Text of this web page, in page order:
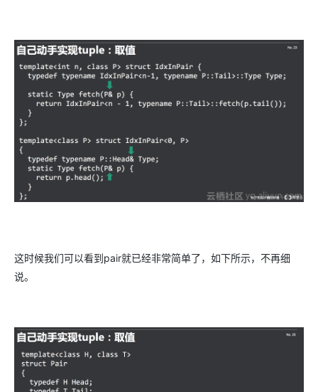
这时候我们可以看到pair就已经非常简单了，如下所示，不再细
说。